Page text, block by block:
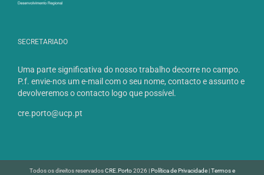
SECRETARIADO
Uma parte significativa do nosso trabalho decorre no campo.
P.f. envie-nos um e-mail com o seu nome, contacto e assunto e
devolveremos o contacto logo que possível.
cre.porto@ucp.pt
Todos os direitos reservadosCRE.Porto2026 |Política de Privacidade|Termos e